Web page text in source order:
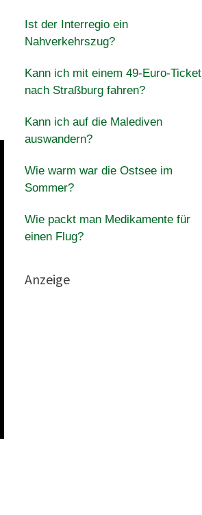
Ist der Interregio ein
Nahverkehrszug?
Kann ich mit einem 49-Euro-Ticket
nach Straßburg fahren?
Kann ich auf die Malediven
auswandern?
Wie warm war die Ostsee im
Sommer?
Wie packt man Medikamente für
einen Flug?
Anzeige